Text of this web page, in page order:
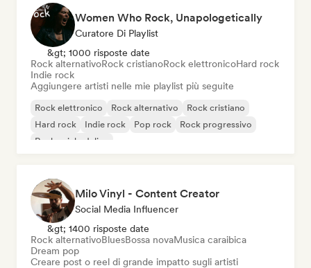
Women Who Rock, Unapologetically
Curatore Di Playlist
&gt; 1000 risposte date
Rock alternativoRock cristianoRock elettronicoHard rock
Indie rock
Aggiungere artisti nelle mie playlist più seguite
Rock elettronico Rock alternativo
Rock cristiano
Hard rock
Indie rock Pop rock
Rock progressivo
Rock psichedelico
Milo Vinyl - Content Creator
Social Media Influencer
&gt; 1400 risposte date
Rock alternativoBluesBossa novaMusica caraibica
Dream pop
Creare post o reel di grande impatto sugli artisti